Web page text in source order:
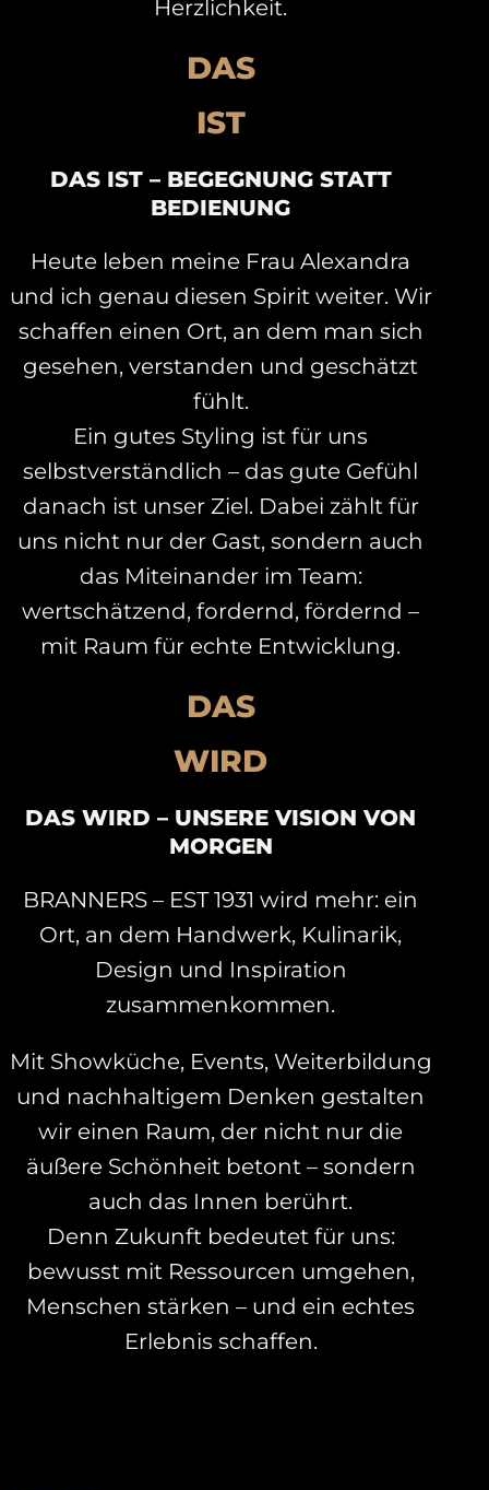
Herzlichkeit.
DAS
IST
DAS IST – BEGEGNUNG STATT
BEDIENUNG
Heute leben meine Frau Alexandra
und ich genau diesen Spirit weiter. Wir
schaffen einen Ort, an dem man sich
gesehen, verstanden und geschätzt
fühlt.
Ein gutes Styling ist für uns
selbstverständlich – das gute Gefühl
danach ist unser Ziel. Dabei zählt für
uns nicht nur der Gast, sondern auch
das Miteinander im Team:
wertschätzend, fordernd, fördernd –
mit Raum für echte Entwicklung.
DAS
WIRD
DAS WIRD – UNSERE VISION VON
MORGEN
BRANNERS – EST 1931 wird mehr: ein
Ort, an dem Handwerk, Kulinarik,
Design und Inspiration
zusammenkommen.
Mit Showküche, Events, Weiterbildung
und nachhaltigem Denken gestalten
wir einen Raum, der nicht nur die
äußere Schönheit betont – sondern
auch das Innen berührt.
Denn Zukunft bedeutet für uns:
bewusst mit Ressourcen umgehen,
Menschen stärken – und ein echtes
Erlebnis schaffen.